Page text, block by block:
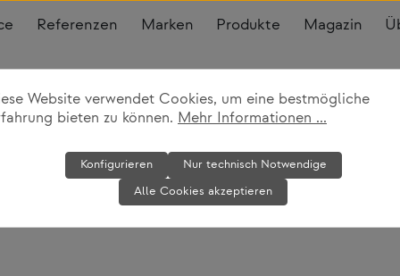
Referenzen Marken Produkte Magazin
Garderobe
Website verwendet Cookies, um eine bestmögliche
bieten zu können. Mehr Informationen ...
Nur technisch Notwendige
Konfigurieren
Alle Cookies akzeptieren